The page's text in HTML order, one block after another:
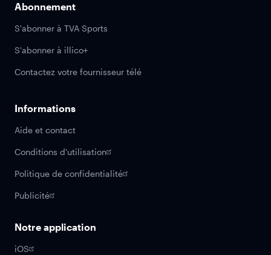
Abonnement
S'abonner à TVA Sports
S'abonner à illico+
Contactez votre fournisseur télé
Informations
Aide et contact
Conditions d'utilisation
Politique de confidentialité
Publicité
Notre application
iOS